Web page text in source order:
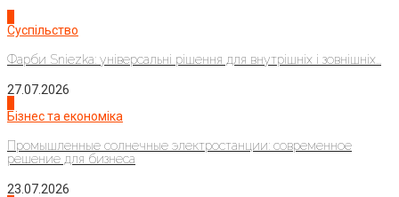
Суспільство
Фарби Sniezka: універсальні рішення для внутрішніх і зовнішніх...
27.07.2026
Бізнес та економіка
Промышленные солнечные электростанции: современное
решение для бизнеса
23.07.2026